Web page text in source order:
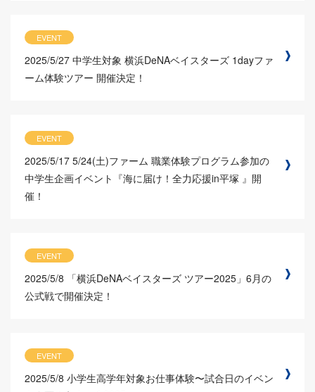
EVENT
2025/5/27 中学生対象 横浜DeNAベイスターズ 1dayファ
ーム体験ツアー 開催決定！
EVENT
2025/5/17 5/24(土)ファーム 職業体験プログラム参加の
中学生企画イベント『海に届け！全力応援in平塚 』開
催！
EVENT
2025/5/8
「横浜DeNAベイスターズ ツアー2025」6月の
公式戦で開催決定！
EVENT
2025/5/8 小学生高学年対象お仕事体験〜試合日のイベン